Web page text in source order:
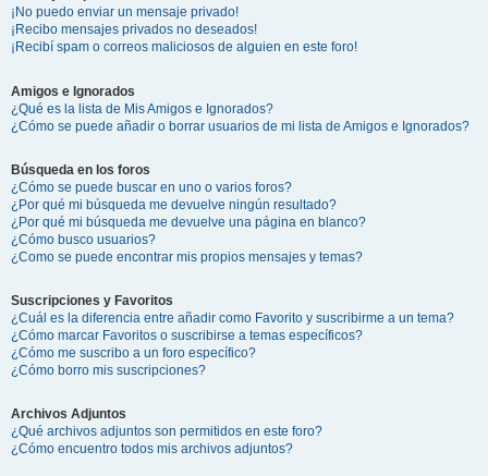
¡No puedo enviar un mensaje privado!
¡Recibo mensajes privados no deseados!
¡Recibí spam o correos maliciosos de alguien en este foro!
Amigos e Ignorados
¿Qué es la lista de Mis Amigos e Ignorados?
¿Cómo se puede añadir o borrar usuarios de mi lista de Amigos e Ignorados?
Búsqueda en los foros
¿Cómo se puede buscar en uno o varios foros?
¿Por qué mi búsqueda me devuelve ningún resultado?
¿Por qué mi búsqueda me devuelve una página en blanco?
¿Cómo busco usuarios?
¿Como se puede encontrar mis propios mensajes y temas?
Suscripciones y Favoritos
¿Cuál es la diferencia entre añadir como Favorito y suscribirme a un tema?
¿Cómo marcar Favoritos o suscribirse a temas específicos?
¿Cómo me suscribo a un foro específico?
¿Cómo borro mis suscripciones?
Archivos Adjuntos
¿Qué archivos adjuntos son permitidos en este foro?
¿Cómo encuentro todos mis archivos adjuntos?